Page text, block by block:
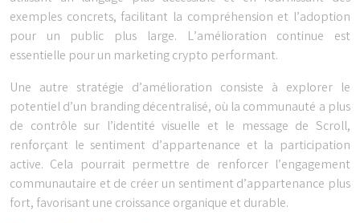
exemples concrets, facilitant la compréhension et l’adoption
pour un public plus large. L’amélioration continue est
essentielle pour un marketing crypto performant.
Une autre stratégie d’amélioration consiste à explorer le
potentiel d’un branding décentralisé, où la communauté a plus
de contrôle sur l’identité visuelle et le message de Scroll,
renforçant le sentiment d’appartenance et la participation
active. Cela pourrait permettre de renforcer l’engagement
communautaire et de créer un sentiment d’appartenance plus
fort, favorisant une croissance organique et durable.